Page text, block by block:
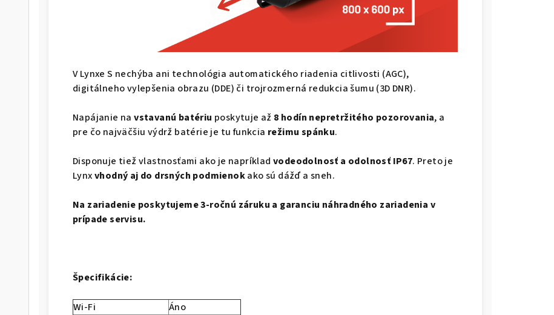
V Lynxe S nechýba ani technológia automatického riadenia citlivosti (AGC),
digitálneho vylepšenia obrazu (DDE) či trojrozmerná redukcia šumu (3D DNR).
Napájanie na vstavanú batériu poskytuje až 8 hodín nepretržitého pozorovania, a
pre čo najväčšiu výdrž batérie je tu funkcia režimu spánku.
Disponuje tiež vlastnosťami ako je napríklad vodeodolnosť a odolnosť IP67. Preto je
Lynxvhodný aj do drsných podmienokako sú dážď a sneh.
Na zariadenie poskytujeme 3-ročnú záruku a garanciu náhradného zariadenia v
prípade servisu.
Špecifikácie:
Wi-Fi
Áno